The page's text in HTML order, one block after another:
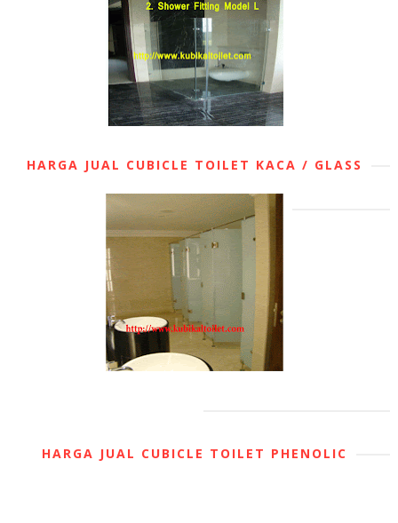
HARGA JUAL CUBICLE TOILET KACA / GLASS
HARGA JUAL CUBICLE TOILET PHENOLIC